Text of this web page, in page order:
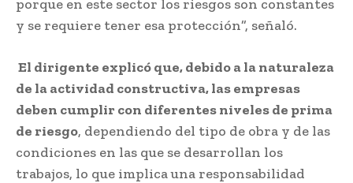
porque en este sector los riesgos son constantes
y se requiere tener esa protección”, señaló.
El dirigente explicó que, debido a la naturaleza
de la actividad constructiva, las empresas
deben cumplir con diferentes niveles de prima
de riesgo, dependiendo del tipo de obra y de las
condiciones en las que se desarrollan los
trabajos, lo que implica una responsabilidad